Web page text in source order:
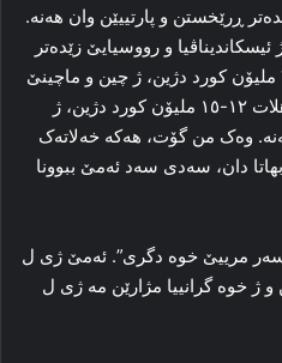
ڕرێخستن و پارتییێن وان هه‌نه‌.
ژ ئیسکاندیناڤیا و رووسیایێ زێده‌تر
پارتییێن وان هه‌نه‌. ل باشوور ٦-۷ ملیۆن کورد دژین، ژ چین و ماچینێ
زێده‌تر پارتییێن وان هه‌نه‌. ل رۆژهلات ۱۲-۱٥ ملیۆن کورد دژین، ژ
وه‌ک من گۆت، هه‌که‌ خه‌لاته‌ک
بهاتا دان، سه‌دی سه‌د ئه‌مێ ببوونا
مرییێ خوه‌ دگری”. ئه‌مێ ژی ل
ژ خوه‌ گرانییا مژارێن مه‌ ژی ل